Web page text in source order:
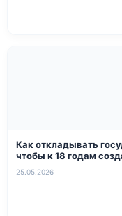
Как откладывать
чтобы к 18 годам
25.05.2026